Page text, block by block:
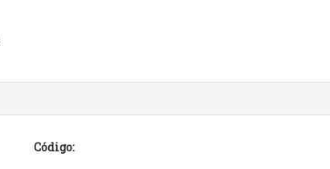
Código: